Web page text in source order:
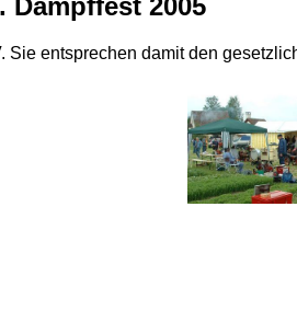
Dampffest 2005
entsprechen damit den